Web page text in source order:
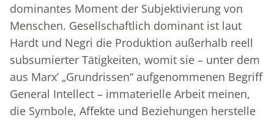
dominantes Moment der Subjektivierung von
Menschen. Gesellschaftlich dominant ist laut
Hardt und Negri die Produktion außerhalb reell
subsumierter Tätigkeiten, womit sie – unter dem
aus Marx’ „Grundrissen“ aufgenommenen Begriff
General Intellect – immaterielle Arbeit meinen,
die Symbole, Affekte und Beziehungen herstelle